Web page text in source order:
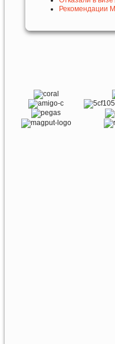
Рекомендации